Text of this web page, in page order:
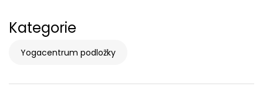
Kategorie
Yogacentrum podložky